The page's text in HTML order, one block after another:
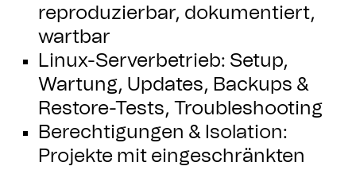
reproduzierbar, dokumentiert,
wartbar
Linux-Serverbetrieb: Setup,
Wartung, Updates, Backups &
Restore-Tests, Troubleshooting
Berechtigungen & Isolation:
Projekte mit eingeschränkten